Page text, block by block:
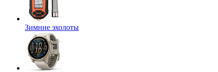
Зимние эхолоты